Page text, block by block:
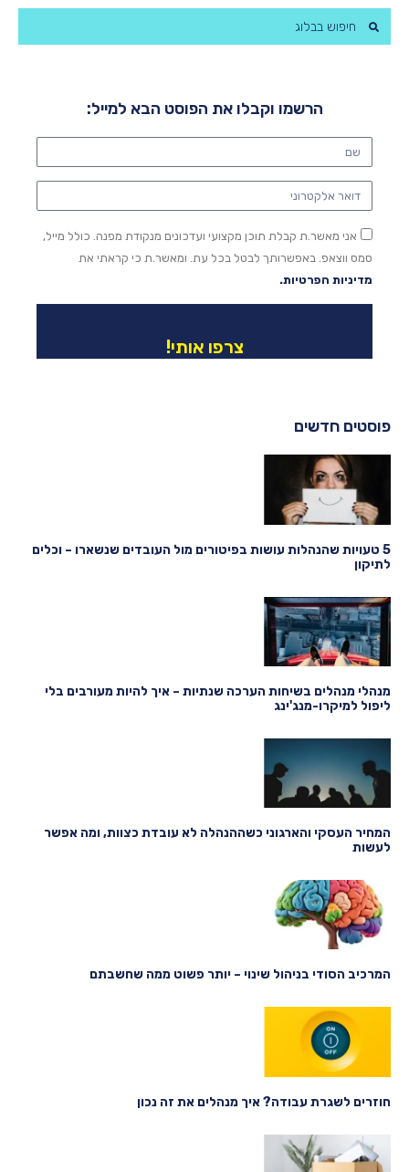
הרשמו וקבלו את הפוסט הבא למייל:
אני מאשר.ת קבלת תוכן מקצועי ועדכונים מנקודת מפנה. כולל מייל,
סמס ווצאפ. באפשרותך לבטל בכל עת. ומאשר.ת כי קראתי את
מדיניות הפרטיות.
צרפו אותי!
פוסטים חדשים
5 טעויות שהנהלות עושות בפיטורים מול העובדים שנשארו – וכלים
לתיקון
מנהלי מנהלים בשיחות הערכה שנתיות – איך להיות מעורבים בלי
ליפול למיקרו-מנג'ינג
המחיר העסקי והארגוני כשההנהלה לא עובדת כצוות, ומה אפשר
לעשות
המרכיב הסודי בניהול שינוי – יותר פשוט ממה שחשבתם
חוזרים לשגרת עבודה? איך מנהלים את זה נכון